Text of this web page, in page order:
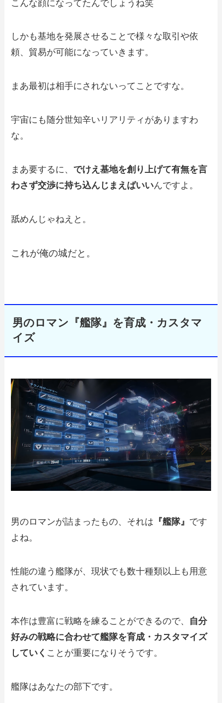
こんな顔になってたんでしょうね笑
しかも基地を発展させることで様々な取引や依
頼、貿易が可能になっていきます。
まあ最初は相手にされないってことですな。
宇宙にも随分世知辛いリアリティがありますわ
な。
まあ要するに、 でけえ基地を創り上げて有無を言
わさず交渉に持ち込んじまえばいいんですよ。
舐めんじゃねえと。
これが俺の城だと。
男のロマン『艦隊』を育成・カスタマ
イズ
男のロマンが詰まったもの、それは 『艦隊』 です
よね。
性能の違う艦隊が、現状でも数十種類以上も用意
されています。
本作は豊富に戦略を練ることができるので、 自分
好みの戦略に合わせて艦隊を育成・カスタマイズ
していく ことが重要になりそうです。
艦隊はあなたの部下です。